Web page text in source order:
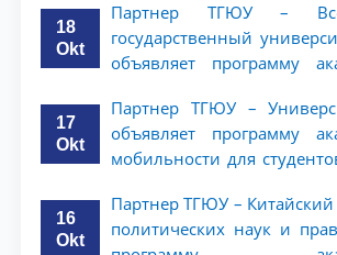
18
Okt
Партнер ТГЮУ –
государственный
объявляет программу
ТГЮУ
17
Okt
Партнер ТГЮУ –
объявляет программу
мобильности для
16
Okt
Партнер ТГЮУ – Китайский
политических наук и